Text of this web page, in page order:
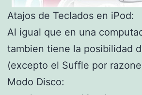
Atajos de Teclados en iPod:
Al igual que en una
tambien tiene la posibilidad
(excepto el Suffle por
Modo Disco: